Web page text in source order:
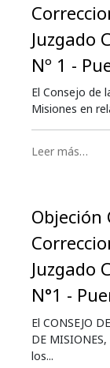
Juzgado
Nº 1 -
El Consejo de
Misiones en
Leer más…
Objeción
Juzgado
N°1 -
El CONSEJO
DE
los...